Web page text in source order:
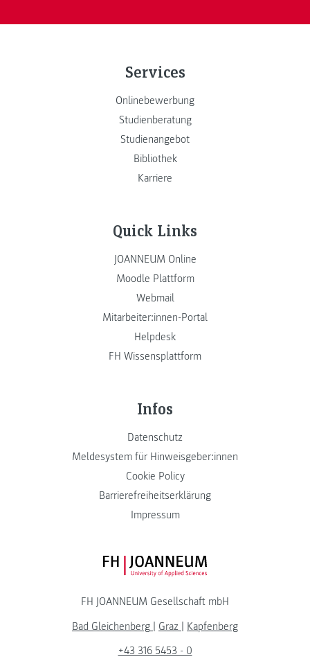
Services
Onlinebewerbung
Studienberatung
Studienangebot
Bibliothek
Karriere
Quick Links
JOANNEUM Online
Moodle Plattform
Webmail
Mitarbeiter:innen-Portal
Helpdesk
FH Wissensplattform
Infos
Datenschutz
Meldesystem für Hinweisgeber:innen
Cookie Policy
Barrierefreiheitserklärung
Impressum
FH JOANNEUM Logo
FH JOANNEUM Gesellschaft mbH
Bad Gleichenberg | Graz | Kapfenberg
+43 316 5453 - 0